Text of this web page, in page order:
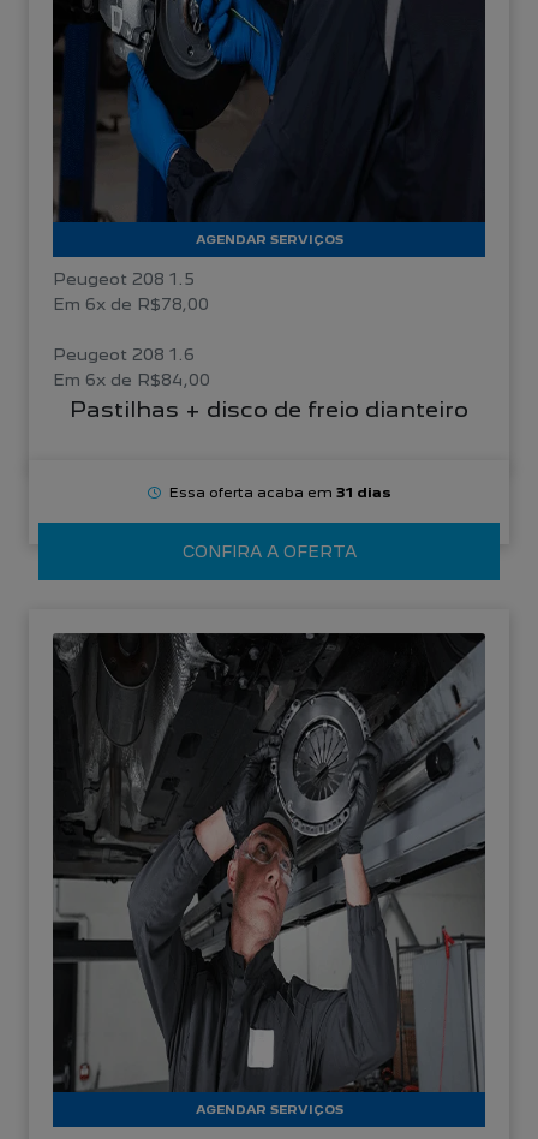
Pastilhas + disco de freio dianteiro
AGENDAR SERVIÇOS
Peugeot 208 1.5
Em 6x de R$78,00
Peugeot 208 1.6
Em 6x de R$84,00
Essa oferta acaba em 31 dias
CONFIRA A OFERTA
AGENDAR SERVIÇOS